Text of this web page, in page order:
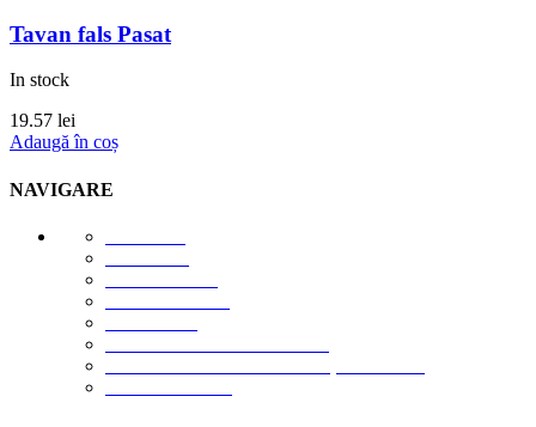
Tavan fals Pasat
In stock
19.57 lei
Adaugă în coș
NAVIGARE